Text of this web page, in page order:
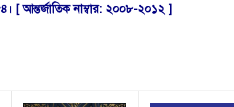
[ আন্তর্জাতিক নাম্বার: ২০০৮-২০১২ ]